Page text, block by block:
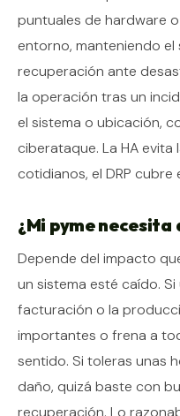
puntuales de hardware
entorno, manteniendo el
recuperación ante
la operación tras un
el sistema o ubicación,
ciberataque. La HA
cotidianos, el DRP
¿Mi pyme
Depende del impacto
un sistema esté caído. Si
facturación o la
importantes o frena a
sentido. Si toleras unas
daño, quizá baste con
recuperación. Lo